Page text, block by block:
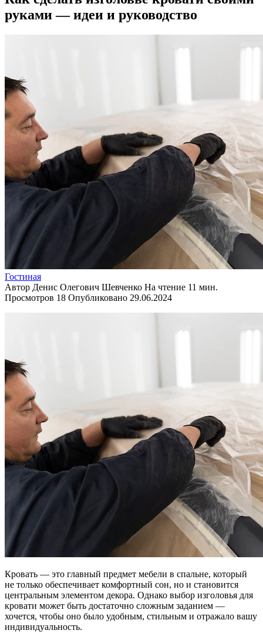
руками — идеи и руководство
Гостиная
Автор Денис Олегович Шевченко На чтение 11 мин.
Просмотров 18 Опубликовано 29.06.2024
Кровать — это главный предмет мебели в спальне, который
не только обеспечивает комфортный сон, но и становится
центральным элементом декора. Однако выбор изголовья для
кровати может быть достаточно сложным заданием —
хочется, чтобы оно было удобным, стильным и отражало вашу
индивидуальность.